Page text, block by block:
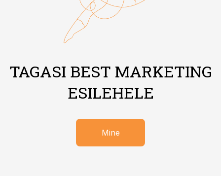
TAGASI BEST MARKETING
ESILEHELE
Mine